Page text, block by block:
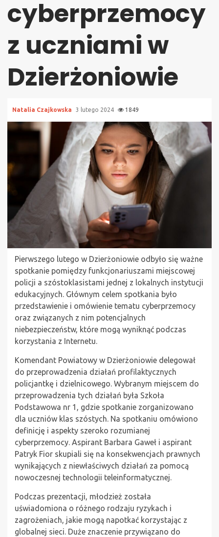
cyberprzemocy
z uczniami w
Dzierżoniowie
Natalia Czajkowska 3 lutego 2024 1849
Pierwszego lutego w Dzierżoniowie odbyło się ważne
spotkanie pomiędzy funkcjonariuszami miejscowej
policji a szóstoklasistami jednej z lokalnych instytucji
edukacyjnych. Głównym celem spotkania było
przedstawienie i omówienie tematu cyberprzemocy
oraz związanych z nim potencjalnych
niebezpieczeństw, które mogą wyniknąć podczas
korzystania z Internetu.
Komendant Powiatowy w Dzierżoniowie delegował
do przeprowadzenia działań profilaktycznych
policjantkę i dzielnicowego. Wybranym miejscem do
przeprowadzenia tych działań była Szkoła
Podstawowa nr 1, gdzie spotkanie zorganizowano
dla uczniów klas szóstych. Na spotkaniu omówiono
definicję i aspekty szeroko rozumianej
cyberprzemocy. Aspirant Barbara Gaweł i aspirant
Patryk Fior skupiali się na konsekwencjach prawnych
wynikających z niewłaściwych działań za pomocą
nowoczesnej technologii teleinformatycznej.
Podczas prezentacji, młodzież została
uświadomiona o różnego rodzaju ryzykach i
zagrożeniach, jakie mogą napotkać korzystając z
globalnej sieci. Duże znaczenie przywiązano do